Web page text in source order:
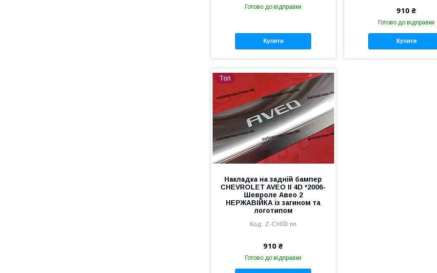
Готово до відправки
Купити
910 ₴
Готово до відправки
Купити
Топ
Накладка на задній бампер
CHEVROLET AVEO II 4D *2006-
Шевроле Авео 2
НЕРЖАВІЙКА із загином та
логотипом
Z-CH03 nn
910 ₴
Готово до відправки